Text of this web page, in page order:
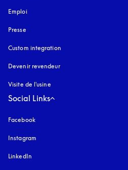
Emploi
Presse
Custom integration
Devenir revendeur
Visite de l'usine
Social Links
Facebook
Instagram
LinkedIn